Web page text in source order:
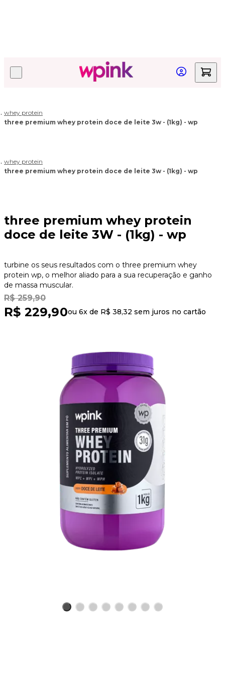
whey protein
three premium whey protein doce de leite 3w - (1kg) - wp
whey protein
three premium whey protein doce de leite 3w - (1kg) - wp
three premium whey protein
doce de leite 3W - (1kg) - wp
turbine os seus resultados com o three premium whey
protein wp, o melhor aliado para a sua recuperação e ganho
de massa muscular.
R$ 259,90
R$ 229,90ou 6x de R$ 38,32 sem juros no cartão